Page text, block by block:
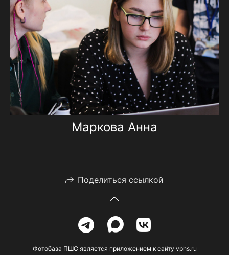
Маркова Анна
Поделиться ссылкой
Фотобаза ПШС является приложением к сайту vphs.ru